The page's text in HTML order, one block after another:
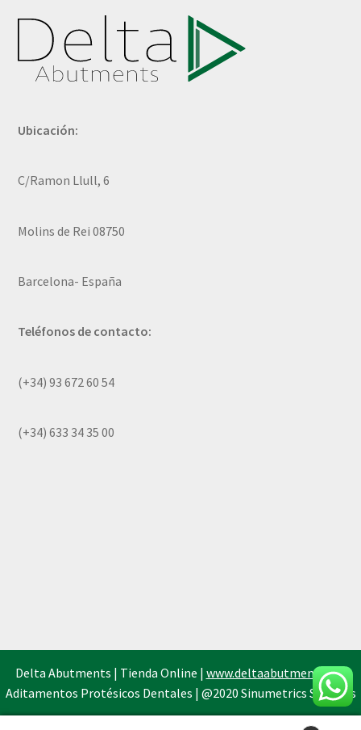
Ubicación:
C/Ramon Llull, 6
Molins de Rei 08750
Barcelona- España
Teléfonos de contacto:
(+34) 93 672 60 54
(+34) 633 34 35 00
Delta Abutments | Tienda Online | www.deltaabutments.es|
Aditamentos Protésicos Dentales | @2020 Sinumetrics Systems